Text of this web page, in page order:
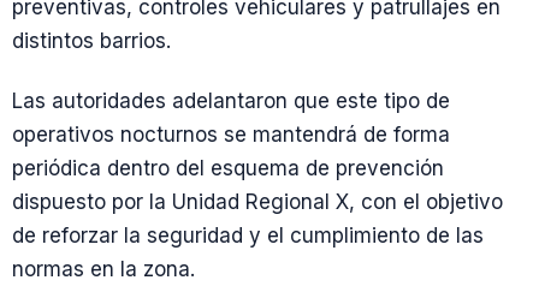
preventivas, controles vehiculares y patrullajes en
distintos barrios.
Las autoridades adelantaron que este tipo de
operativos nocturnos se mantendrá de forma
periódica dentro del esquema de prevención
dispuesto por la Unidad Regional X, con el objetivo
de reforzar la seguridad y el cumplimiento de las
normas en la zona.